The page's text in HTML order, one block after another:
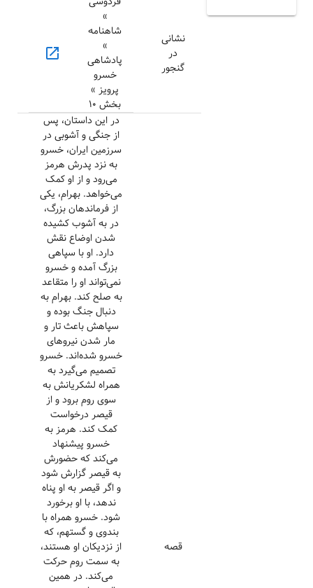
نشانی
در
گنجور
»
شاهنامه
»
پادشاهی
خسرو
پرویز »
بخش ۱۰
open_in_new
قصه
در این داستان، پس
از جنگی و آشوبی در
سرزمین ایران، خسرو
به نزد پدرش هرمز
می‌رود و از او کمک
می‌خواهد. بهرام، یکی
از فرماندهان بزرگ،
در به آشوب کشیده
شدن اوضاع نقش
دارد. او با سپاهی
بزرگ آمده و خسرو
نمی‌تواند او را متقاعد
به صلح کند. بهرام به
دنبال جنگ بوده و
سپاهش باعث تار و
مار شدن نیروهای
خسرو شده‌اند. خسرو
تصمیم می‌گیرد به
همراه لشکریانش به
سوی روم برود و از
قیصر درخواست
کمک کند. هرمز به
خسرو پیشنهاد
می‌کند که حضورش
به قیصر گزارش شود
و اگر قیصر به او پناه
ندهد، با او برخورد
شود. خسرو همراه با
بندوی و گستهم، که
از نزدیکان او هستند،
به سمت روم حرکت
می‌کند. در همین